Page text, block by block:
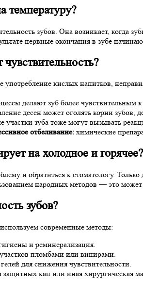
температуру?
зубов. Она возникает, когда
нервные окончания в зубе
употребление кислых напитков,
делают зуб более чувствительным
десен может оголять корни зубов,
участки зуба тоже могут вызывать
отбеливание: химические
на холодное и горячее?
и обратиться к стоматологу.
народных методов — это
зубов?
современные методы:
и реминерализация.
пломбами или винирами.
для снижения чувствительности.
кап или иная хирургическая